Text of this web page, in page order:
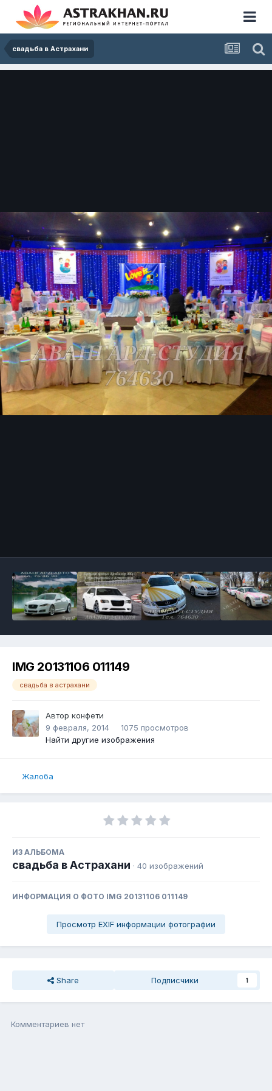
свадьба в Астрахани
IMG 20131106 011149
свадьба в астрахани
Автор конфети
9 февраля, 2014
1075 просмотров
Найти другие изображения
Жалоба
ИЗ АЛЬБОМА
свадьба в Астрахани · 40 изображений
ИНФОРМАЦИЯ О ФОТО IMG 20131106 011149
Просмотр EXIF информации фотографии
Share Подписчики 1
Комментариев нет